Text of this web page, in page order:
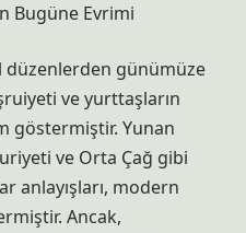
Bugüne Evrimi
günümüze
ve yurttaşların
göstermiştir. Yunan
ve Orta Çağ gibi
anlayışları, modern
Ancak,